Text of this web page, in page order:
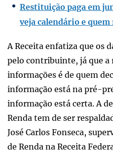
Restituição paga em
veja calendário e quem
A Receita enfatiza que os
pelo contribuinte, já que a
informações é de quem
informação está na pré-
informação está certa. A
Renda tem de ser
José Carlos Fonseca,
de Renda na Receita